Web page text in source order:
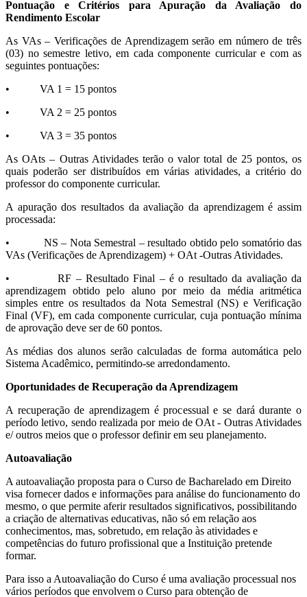
Pontuação e Critérios para Apuração da Avaliação do
Rendimento Escolar
As VAs – Verificações de Aprendizagem serão em número de três
(03) no semestre letivo, em cada componente curricular e com as
seguintes pontuações:
• VA 1 = 15 pontos
• VA 2 = 25 pontos
• VA 3 = 35 pontos
As OAts – Outras Atividades terão o valor total de 25 pontos, os
quais poderão ser distribuídos em várias atividades, a critério do
professor do componente curricular.
A apuração dos resultados da avaliação da aprendizagem é assim
processada:
• NS – Nota Semestral – resultado obtido pelo somatório das
VAs (Verificações de Aprendizagem) + OAt -Outras Atividades.
• RF – Resultado Final – é o resultado da avaliação da
aprendizagem obtido pelo aluno por meio da média aritmética
simples entre os resultados da Nota Semestral (NS) e Verificação
Final (VF), em cada componente curricular, cuja pontuação mínima
de aprovação deve ser de 60 pontos.
As médias dos alunos serão calculadas de forma automática pelo
Sistema Acadêmico, permitindo-se arredondamento.
Oportunidades de Recuperação da Aprendizagem
A recuperação de aprendizagem é processual e se dará durante o
período letivo, sendo realizada por meio de OAt - Outras Atividades
e/ outros meios que o professor definir em seu planejamento.
Autoavaliação
A autoavaliação proposta para o Curso de Bacharelado em Direito
visa fornecer dados e informações para análise do funcionamento do
mesmo, o que permite aferir resultados significativos, possibilitando
a criação de alternativas educativas, não só em relação aos
conhecimentos, mas, sobretudo, em relação às atividades e
competências do futuro profissional que a Instituição pretende
formar.
Para isso a Autoavaliação do Curso é uma avaliação processual nos
vários períodos que envolvem o Curso para obtenção de